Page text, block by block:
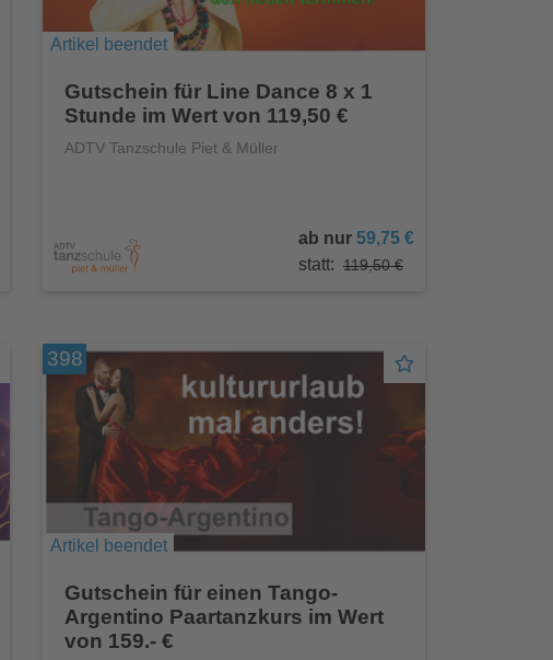
Artikel beendet
Gutschein für Line Dance 8 x 1
Stunde im Wert von 119,50 €
ADTV Tanzschule Piet & Müller
ab nur 59,75 €
statt: 119,50 €
398
Artikel beendet
Gutschein für einen Tango-
Argentino Paartanzkurs im Wert
von 159.- €